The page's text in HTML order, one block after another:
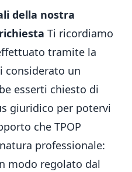
della nostra
Ti ricordiamo
tramite la
considerato un
esserti chiesto di
giuridico per potervi
che TPOP
professionale:
modo regolato dal